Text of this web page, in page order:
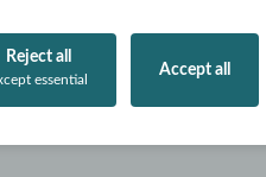
Reject all
essential
Accept all